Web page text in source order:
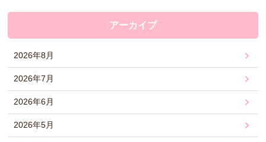
アーカイブ
2026年8月
2026年7月
2026年6月
2026年5月